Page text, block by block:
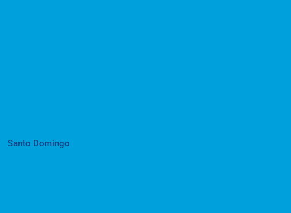
Santo Domingo